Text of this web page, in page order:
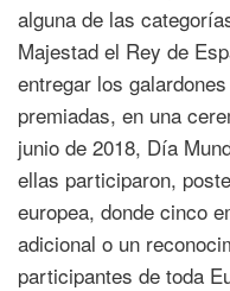
alguna de las
Majestad el Rey de
entregar los
premiadas, en una
junio de 2018, Día
ellas participaron,
europea, donde cinco
adicional o un
participantes de toda